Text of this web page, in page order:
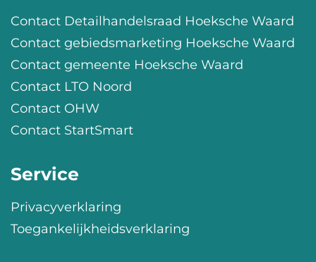
Contact Detailhandelsraad Hoeksche Waard
Contact gebiedsmarketing Hoeksche Waard
Contact gemeente Hoeksche Waard
Contact LTO Noord
Contact OHW
Contact StartSmart
Service
Privacyverklaring
Toegankelijkheidsverklaring